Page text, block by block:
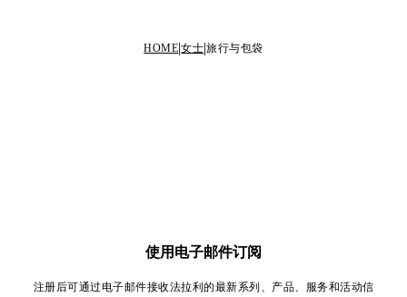
HOME 女士 旅行与包袋
使用电子邮件订阅
注册后可通过电子邮件接收法拉利的最新系列、产品、服务和活动信